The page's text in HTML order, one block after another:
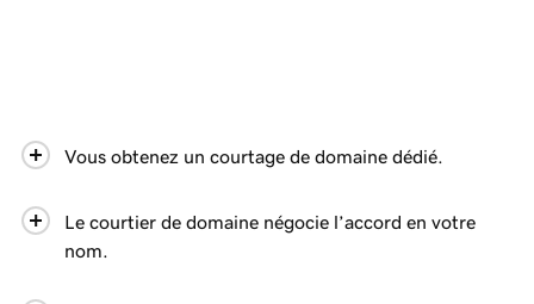
Vous obtenez un courtage de domaine dédié.
Le courtier de domaine négocie l’accord en votre
nom.